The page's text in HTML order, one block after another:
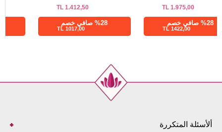
1.412,50
%28 صافي خصم
1017,00 TL
1.975,00
%28 صافي خصم
1422,00 TL
ألأسئلة المتكررة